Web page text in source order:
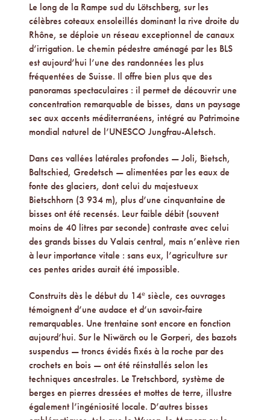
Le long de la Rampe sud du Lötschberg, sur les
célèbres coteaux ensoleillés dominant la rive droite du
Rhône, se déploie un réseau exceptionnel de canaux
d’irrigation. Le chemin pédestre aménagé par les BLS
est aujourd’hui l’une des randonnées les plus
fréquentées de Suisse. Il offre bien plus que des
panoramas spectaculaires : il permet de découvrir une
concentration remarquable de bisses, dans un paysage
sec aux accents méditerranéens, intégré au Patrimoine
mondial naturel de l’UNESCO Jungfrau-Aletsch.
Dans ces vallées latérales profondes — Joli, Bietsch,
Baltschied, Gredetsch — alimentées par les eaux de
fonte des glaciers, dont celui du majestueux
Bietschhorn (3 934 m), plus d’une cinquantaine de
bisses ont été recensés. Leur faible débit (souvent
moins de 40 litres par seconde) contraste avec celui
des grands bisses du Valais central, mais n’enlève rien
à leur importance vitale : sans eux, l’agriculture sur
ces pentes arides aurait été impossible.
Construits dès le début du 14ᵉ siècle, ces ouvrages
témoignent d’une audace et d’un savoir-faire
remarquables. Une trentaine sont encore en fonction
aujourd’hui. Sur le Niwärch ou le Gorperi, des bazots
suspendus — troncs évidés fixés à la roche par des
crochets en bois — ont été réinstallés selon les
techniques ancestrales. Le Tretschbord, système de
berges en pierres dressées et mottes de terre, illustre
également l’ingéniosité locale. D’autres bisses